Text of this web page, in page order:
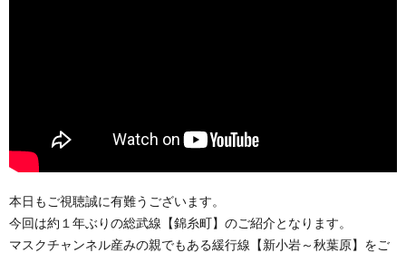
本日もご視聴誠に有難うございます。
今回は約１年ぶりの総武線【錦糸町】のご紹介となります。
マスクチャンネル産みの親でもある緩行線【新小岩～秋葉原】をご